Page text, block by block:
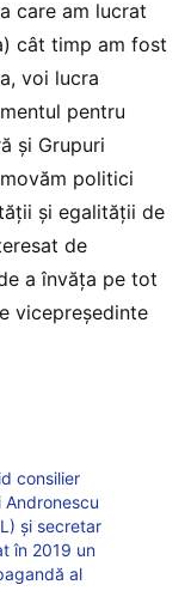
care am lucrat
cât timp am fost
voi lucra
pentru
și Grupuri
politici
și egalității de
de
a învăța pe tot
vicepreședinte
consilier
și secretar
în 2019 un
al